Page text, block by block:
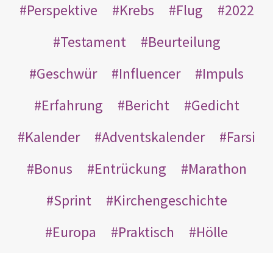
Perspektive
Krebs Flug
2022
Testament
Beurteilung
Geschwür
Influencer
Impuls
Erfahrung
Bericht
Gedicht
Kalender
Adventskalender
Farsi
Bonus
Entrückung
Marathon
Sprint
Kirchengeschichte
Europa
Praktisch
Hölle